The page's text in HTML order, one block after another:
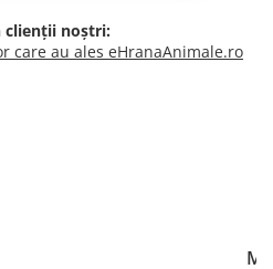
clienții noștri:
care au ales eHranaAnimale.ro